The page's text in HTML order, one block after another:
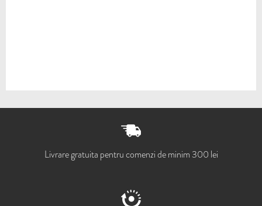
Livrare gratuita pentru comenzi de minim 300 lei